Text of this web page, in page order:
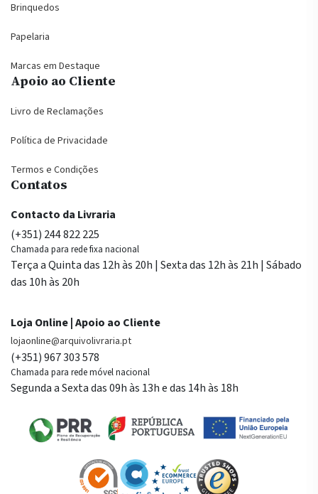
Brinquedos
Papelaria
Marcas em Destaque
Apoio ao Cliente
Livro de Reclamações
Política de Privacidade
Termos e Condições
Contatos
Contacto da Livraria
(+351) 244 822 225
Chamada para rede fixa nacional
Terça a Quinta das 12h às 20h | Sexta das 12h às 21h | Sábado
das 10h às 20h
Loja Online | Apoio ao Cliente
lojaonline@arquivolivraria.pt
(+351) 967 303 578
Chamada para rede móvel nacional
Segunda a Sexta das 09h às 13h e das 14h às 18h